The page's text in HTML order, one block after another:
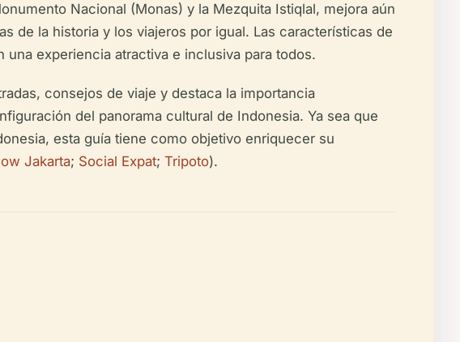
Nacional (Monas) y la Mezquita Istiqlal, mejora aún
de la historia y los viajeros por igual. Las características de
experiencia atractiva e inclusiva para todos.
consejos de viaje y destaca la importancia
del panorama cultural de Indonesia. Ya sea que
esta guía tiene como objetivo enriquecer su
Jakarta; Social Expat; Tripoto).